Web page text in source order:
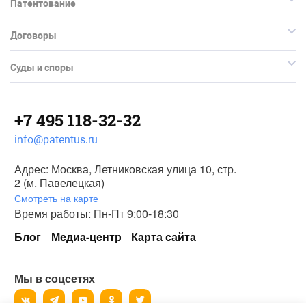
Патентование
Договоры
Суды и споры
+7 495 118-32-32
info@patentus.ru
Адрес: Москва, Летниковская улица 10, стр.
2 (м. Павелецкая)
Смотреть на карте
Время работы: Пн-Пт 9:00-18:30
Блог
Медиа-центр Карта сайта
Мы в соцсетях